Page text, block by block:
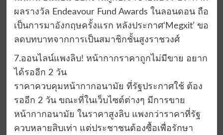
ผลรางวัล Endeavour Fund Awards ในลอนดอน ถือ
เป็นการมาอังกฤษครั้งแรก หลังประกาศ‘Megxit’ ขอ
ลดบทบาทจากการเป็นสมาชิกชั้นสูงราชวงศ์
7.ออนไลน์แพงลิบ! หน้ากากราคาถูกไม่มีขาย อยาก
ได้รออีก 2 วัน
ราคาควบคุมหน้ากากอนามัย ที่รัฐประกาศใช้ ต้อง
รออีก 2 วัน ขณะที่ในเว็บไซต์ต่างๆ มีการขาย
หน้ากากอนามัย ในราคาสูงลิบ แพงกว่าราคาที่รัฐ
ควบหลายสิบเท่า แต่ประชาชนต้องซื้อเพื่อรักษา